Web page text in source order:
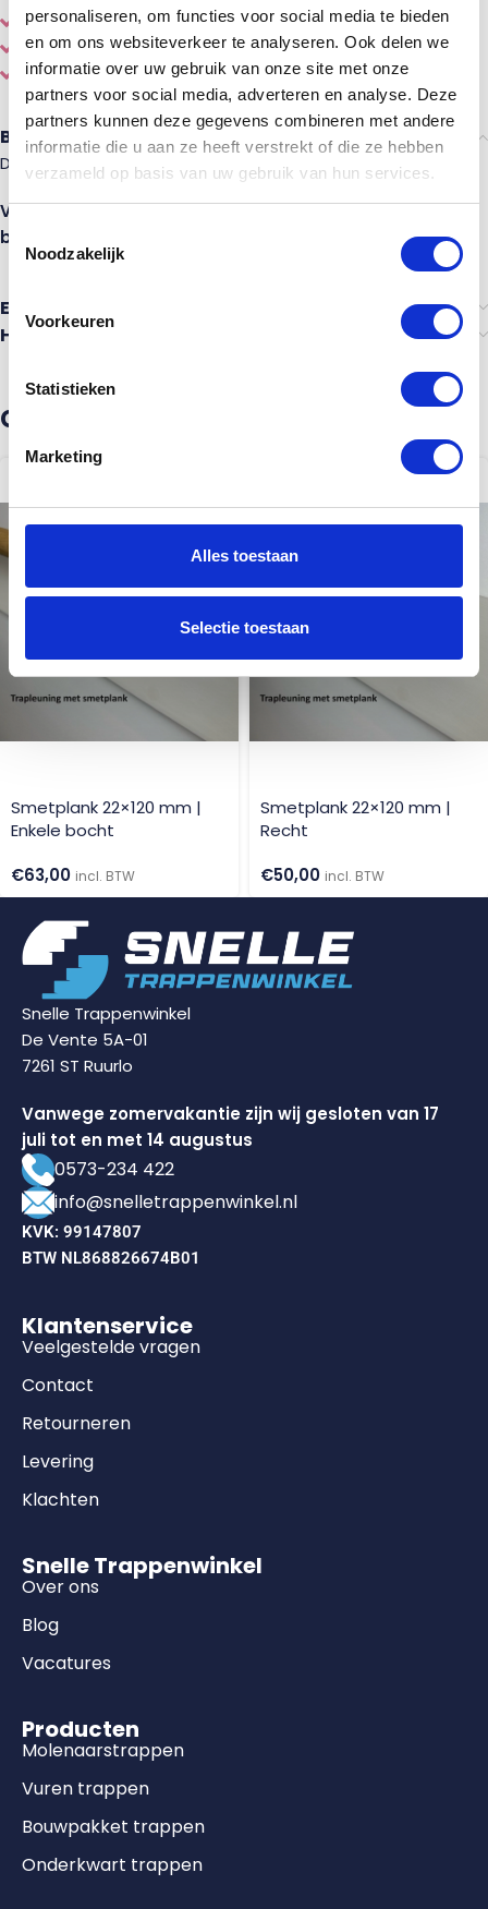
personaliseren, om functies voor social media te bieden
en om ons websiteverkeer te analyseren. Ook delen we
informatie over uw gebruik van onze site met onze
partners voor social media, adverteren en analyse. Deze
partners kunnen deze gegevens combineren met andere
informatie die u aan ze heeft verstrekt of die ze hebben
verzameld op basis van uw gebruik van hun services.
Toestemmingsselectie
Noodzakelijk
Voorkeuren
Statistieken
Marketing
Alles toestaan
Selectie toestaan
Eenvoudigonlinesamenstellen en bestellen
Diversehoutsoorten en stijlen
Gemaakt door een echtevakman
Beschrijving
Deze smetplank is recht, en standaard wit gegrond.
Vergeet niet direct je trapleuning op maat bij te
bestellen.
Ervaringen van anderen
Heb je advies nodig?
Gerelateerde producten
Smetplank 22×120 mm |
Enkele bocht
€63,00 incl. BTW
Smetplank 22×120 mm |
Recht
€50,00 incl. BTW
Snelle Trappenwinkel
De Vente 5A-01
7261 ST Ruurlo
Vanwege zomervakantie zijn wij gesloten van 17
juli tot en met 14 augustus
0573-234 422
info@snelletrappenwinkel.nl
KVK: 99147807
BTW NL868826674B01
Klantenservice
Veelgestelde vragen
Contact
Retourneren
Levering
Klachten
Snelle Trappenwinkel
Over ons
Blog
Vacatures
Producten
Molenaarstrappen
Vuren trappen
Bouwpakket trappen
Onderkwart trappen